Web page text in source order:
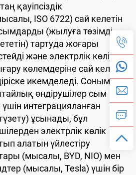
қауіпсіздік
ISO 6722) сай келетін
(жылуға төзімді
тартуда жоғары
және электрлік көлік
көлемдеріне сай келу
икемделеді. Сонымен
өндірушілер сым
үшін интеграцияланған
ұсынады, бұл
электрлік көлік
алатын үйлестіру
(мысалы, BYD, NIO) мен
(мысалы, Tesla) үшін бір